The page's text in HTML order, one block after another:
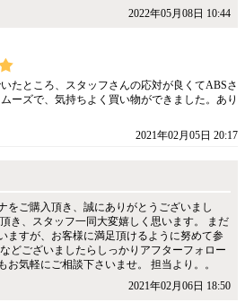
2022年05月08日 10:44
たところ、スタッフさんの応対が良くてABSさ
ーズで、気持ちよく買い物ができました。あり
2021年02月05日 20:17
をご購入頂き、誠にありがとうございまし
き、スタッフ一同大変嬉しく思います。 まだ
ますが、お客様に満足頂けるように努めて参
どございましたらしっかりアフターフォロー
お気軽にご相談下さいませ。 担当より。。
2021年02月06日 18:50